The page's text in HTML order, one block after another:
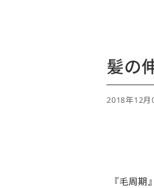
髪の
2018年12月
『毛周期